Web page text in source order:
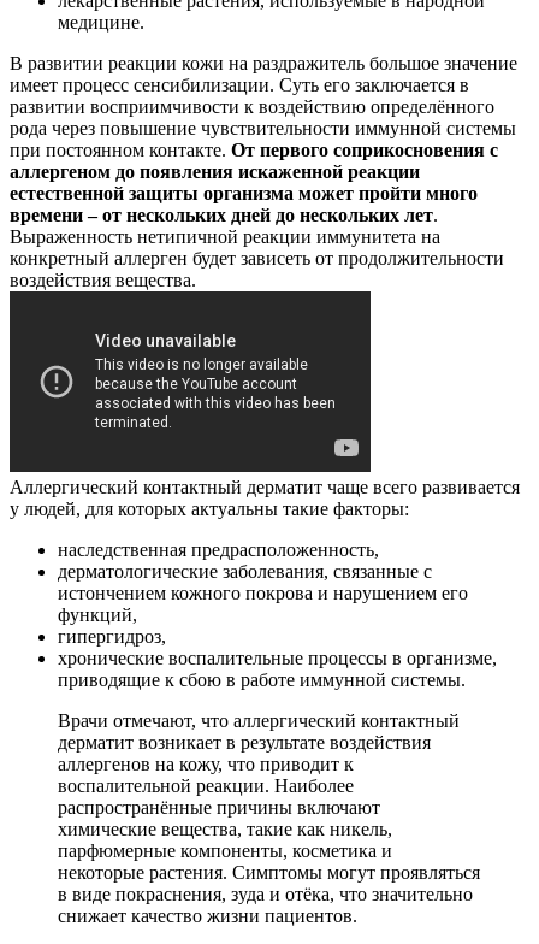
медицине.
В развитии реакции кожи на раздражитель большое значение
имеет процесс сенсибилизации. Суть его заключается в
развитии восприимчивости к воздействию определённого
рода через повышение чувствительности иммунной системы
при постоянном контакте. От первого соприкосновения с
аллергеном до появления искаженной реакции
естественной защиты организма может пройти много
времени – от нескольких дней до нескольких лет.
Выраженность нетипичной реакции иммунитета на
конкретный аллерген будет зависеть от продолжительности
воздействия вещества.
Аллергический контактный дерматит чаще всего развивается
у людей, для которых актуальны такие факторы:
наследственная предрасположенность,
дерматологические заболевания, связанные с
истончением кожного покрова и нарушением его
функций,
гипергидроз,
хронические воспалительные процессы в организме,
приводящие к сбою в работе иммунной системы.
Врачи отмечают, что аллергический контактный
дерматит возникает в результате воздействия
аллергенов на кожу, что приводит к
воспалительной реакции. Наиболее
распространённые причины включают
химические вещества, такие как никель,
парфюмерные компоненты, косметика и
некоторые растения. Симптомы могут проявляться
в виде покраснения, зуда и отёка, что значительно
снижает качество жизни пациентов.